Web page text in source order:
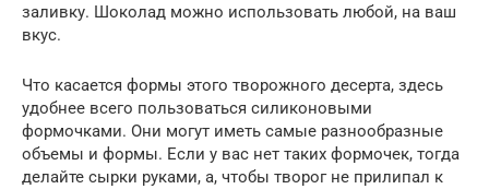
заливку. Шоколад можно использовать любой, на ваш
вкус.
Что касается формы этого творожного десерта, здесь
удобнее всего пользоваться силиконовыми
формочками. Они могут иметь самые разнообразные
объемы и формы. Если у вас нет таких формочек, тогда
делайте сырки руками, а, чтобы творог не прилипал к